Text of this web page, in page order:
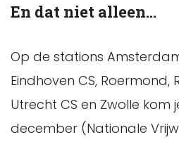
En dat niet alleen...
Op de stations
Eindhoven CS, Roermond,
Utrecht CS en Zwolle kom
december (Nationale